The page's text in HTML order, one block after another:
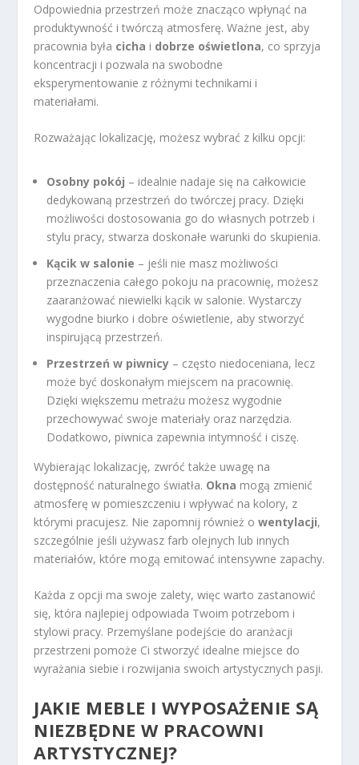
Odpowiednia przestrzeń może znacząco wpłynąć na
produktywność i twórczą atmosferę. Ważne jest, aby
pracownia była cicha i dobrze oświetlona, co sprzyja
koncentracji i pozwala na swobodne
eksperymentowanie z różnymi technikami i
materiałami.
Rozważając lokalizację, możesz wybrać z kilku opcji:
Osobny pokój – idealnie nadaje się na całkowicie
dedykowaną przestrzeń do twórczej pracy. Dzięki
możliwości dostosowania go do własnych potrzeb i
stylu pracy, stwarza doskonałe warunki do skupienia.
Kącik w salonie – jeśli nie masz możliwości
przeznaczenia całego pokoju na pracownię, możesz
zaaranżować niewielki kącik w salonie. Wystarczy
wygodne biurko i dobre oświetlenie, aby stworzyć
inspirującą przestrzeń.
Przestrzeń w piwnicy – często niedoceniana, lecz
może być doskonałym miejscem na pracownię.
Dzięki większemu metrażu możesz wygodnie
przechowywać swoje materiały oraz narzędzia.
Dodatkowo, piwnica zapewnia intymność i ciszę.
Wybierając lokalizację, zwróć także uwagę na
dostępność naturalnego światła. Okna mogą zmienić
atmosferę w pomieszczeniu i wpływać na kolory, z
którymi pracujesz. Nie zapomnij również owentylacji,
szczególnie jeśli używasz farb olejnych lub innych
materiałów, które mogą emitować intensywne zapachy.
Każda z opcji ma swoje zalety, więc warto zastanowić
się, która najlepiej odpowiada Twoim potrzebom i
stylowi pracy. Przemyślane podejście do aranżacji
przestrzeni pomoże Ci stworzyć idealne miejsce do
wyrażania siebie i rozwijania swoich artystycznych pasji.
JAKIE MEBLE I WYPOSAŻENIE SĄ
NIEZBĘDNE W PRACOWNI
ARTYSTYCZNEJ?